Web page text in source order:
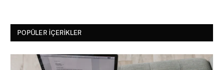
POPÜLER İÇERIKLER